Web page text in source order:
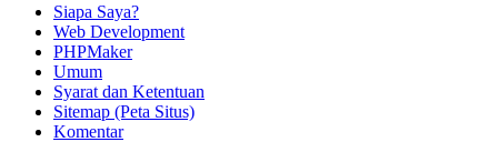
Siapa Saya?
Web Development
PHPMaker
Umum
Syarat dan Ketentuan
Sitemap (Peta Situs)
Komentar